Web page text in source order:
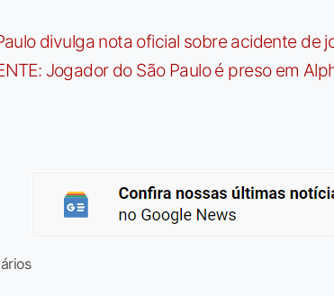
divulga nota oficial sobre acidente de
Jogador do São Paulo é preso em